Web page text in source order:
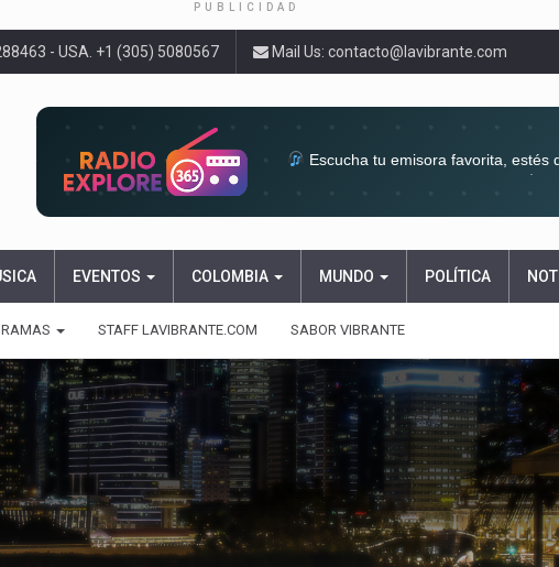
PUBLICIDAD
- USA. +1 (305) 5080567 Mail Us: contacto@lavibrante.com
Escucha tu emisora favorita, estés
EVENTOS COLOMBIA MUNDO POLÍTICA
STAFF LAVIBRANTE.COM SABOR VIBRANTE